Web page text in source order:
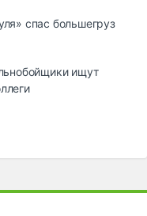
спас большегруз
ищут